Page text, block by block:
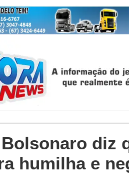
diz
humilha e